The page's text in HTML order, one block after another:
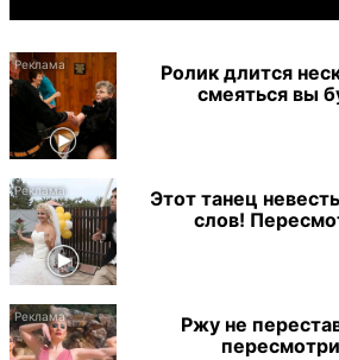
Ролик длится
смеяться вы
Этот танец
слов!
Ржу не